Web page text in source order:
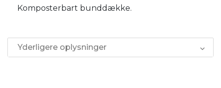
Komposterbart bunddække.
Yderligere oplysninger